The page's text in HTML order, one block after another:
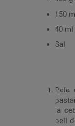
150
40
Sal
Pela
pastanaga
la
pell